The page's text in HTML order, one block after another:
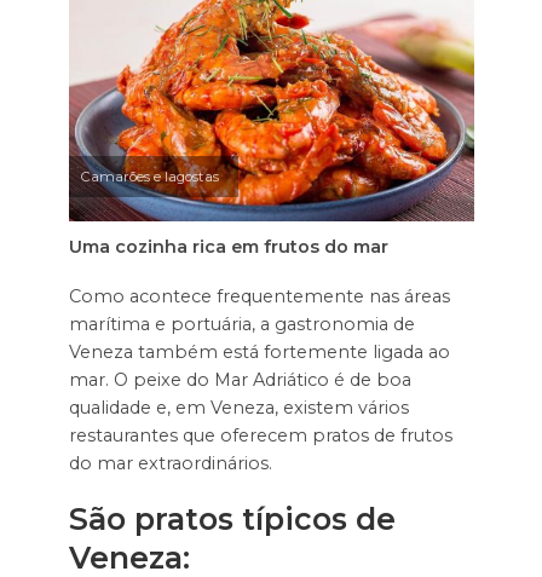
Camarões e lagostas
Uma cozinha rica em frutos do mar
Como acontece frequentemente nas áreas
marítima e portuária, a gastronomia de
Veneza também está fortemente ligada ao
mar. O peixe do Mar Adriático é de boa
qualidade e, em Veneza, existem vários
restaurantes que oferecem pratos de frutos
do mar extraordinários.
São pratos típicos de
Veneza: